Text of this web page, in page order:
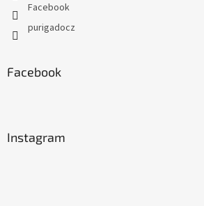
Facebook
purigadocz
Facebook
Instagram